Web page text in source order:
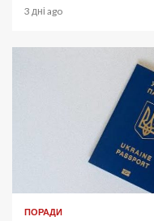
3 дні ago
ПОРАДИ